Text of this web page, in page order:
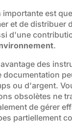
importante est
et de distribuer
d'une
.
des
documentation
ou d'argent.
obsolètes ne
de gérer
partiellement